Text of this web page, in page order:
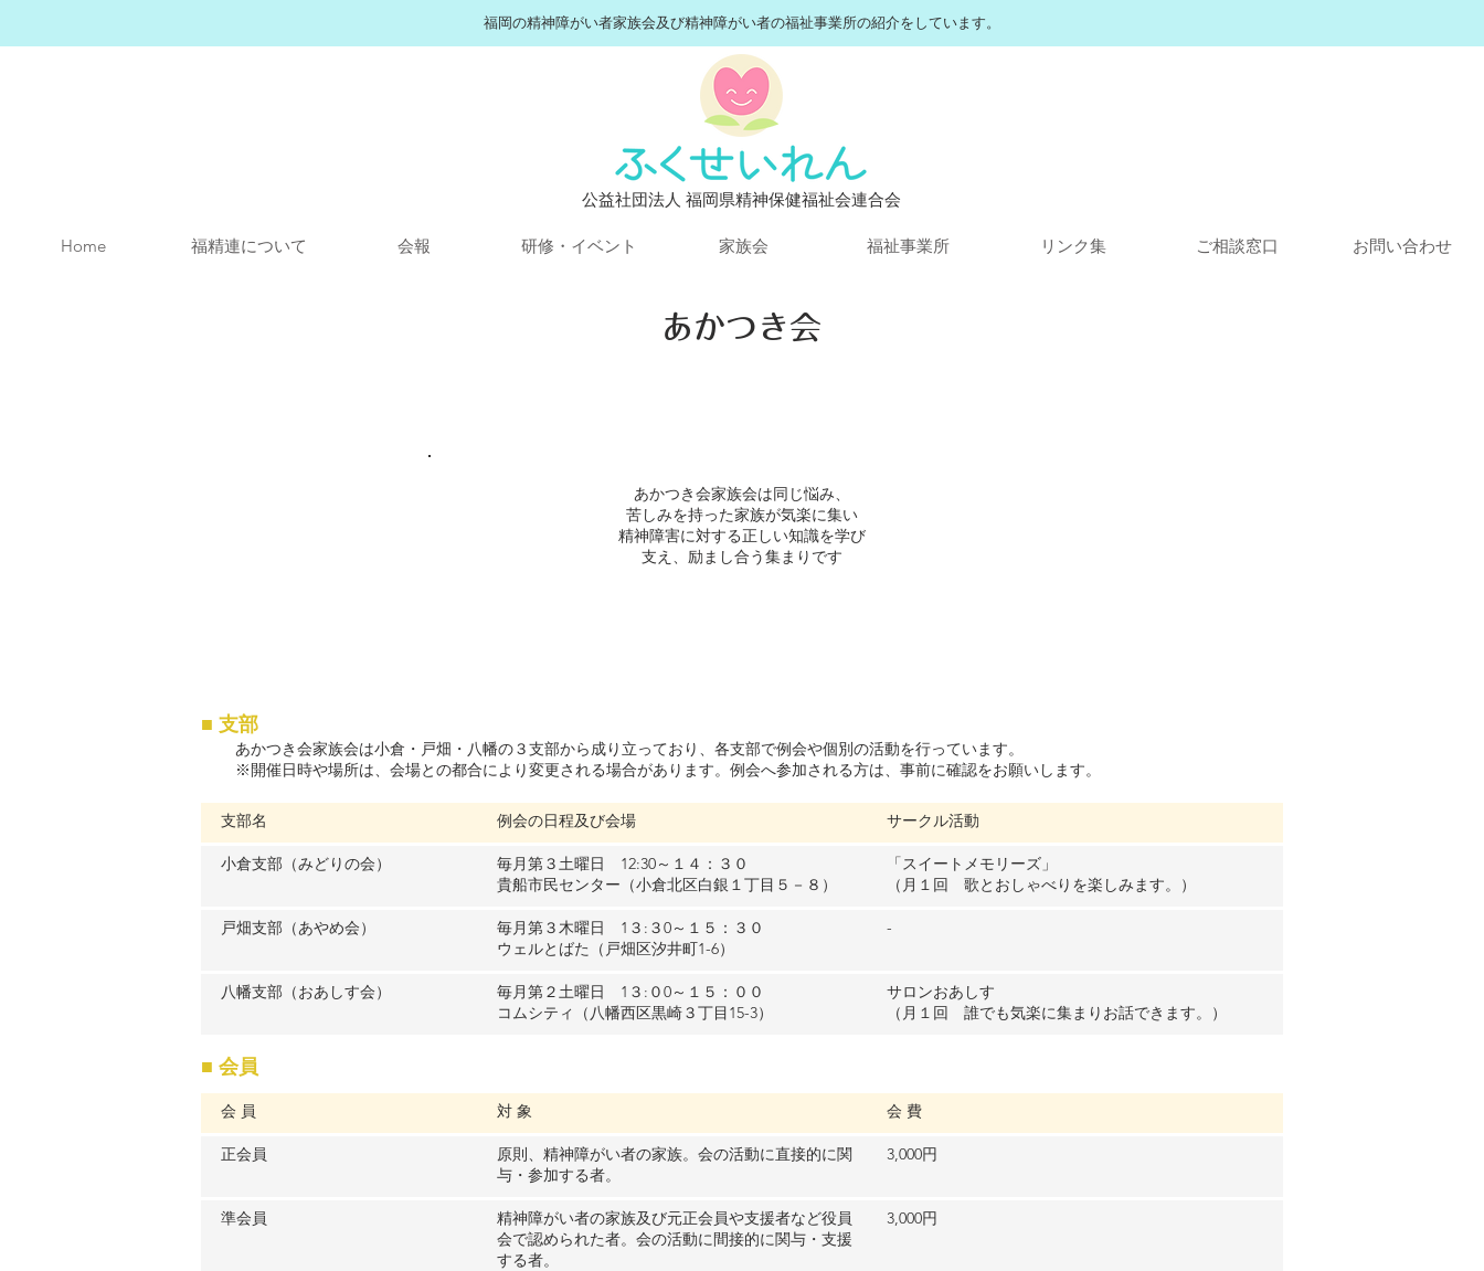
​福岡の精神障がい者家族会及び精神障がい者の福祉事業所の紹介をしています。
​公益社団法人 福岡県精神保健福祉会連合会
Home 福精連について 会報 研修・イベント 家族会 福祉事業所 リンク集 ご相談窓口 お問い合わせ
あかつき会
あかつき会家族会は同じ悩み、
苦しみを持った家族が気楽に集い
精神障害に対する正しい知識を学び
支え、励まし合う集まりです
■ 支部
あかつき会家族会は小倉・戸畑・八幡の３支部から成り立っており、各支部で例会や個別の活動を行っています。
※開催日時や場所は、会場との都合により変更される場合があります。例会へ参加される方は、事前に確認をお願いします。
支部名 例会の日程及び会場 サークル活動
小倉支部（みどりの会）
毎月第３土曜日 12:30～１４：３０
貴船市民センター（小倉北区白銀１丁目５－８）
「スイートメモリーズ」
（月１回 歌とおしゃべりを楽しみます。）
戸畑支部（あやめ会）
毎月第３木曜日 1３:３0～１５：３０
ウェルとばた（戸畑区汐井町1-6）
-
八幡支部（おあしす会）
毎月第２土曜日 1３:０0～１５：００
コムシティ（八幡西区黒崎３丁目15-3）
サロンおあしす
（月１回 誰でも気楽に集まりお話できます。）
■ 会員
​会 員 対 象 会 費
正会員
原則、精神障がい者の家族。会の活動に直接的に関
与・参加する者。
​3,000円
準会員
精神障がい者の家族及び元正会員や支援者など役員
会で認められた者。会の活動に間接的に関与・支援
する者。
​3,000円